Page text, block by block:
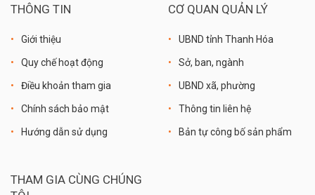
THÔNG TIN
Giới thiệu
Quy chế hoạt động
Điều khoản tham gia
Chính sách bảo mật
Hướng dẫn sử dụng
CƠ QUAN QUẢN LÝ
UBND tỉnh Thanh Hóa
Sở, ban, ngành
UBND xã, phường
Thông tin liên hệ
Bản tự công bố sản phẩm
THAM GIA CÙNG CHÚNG